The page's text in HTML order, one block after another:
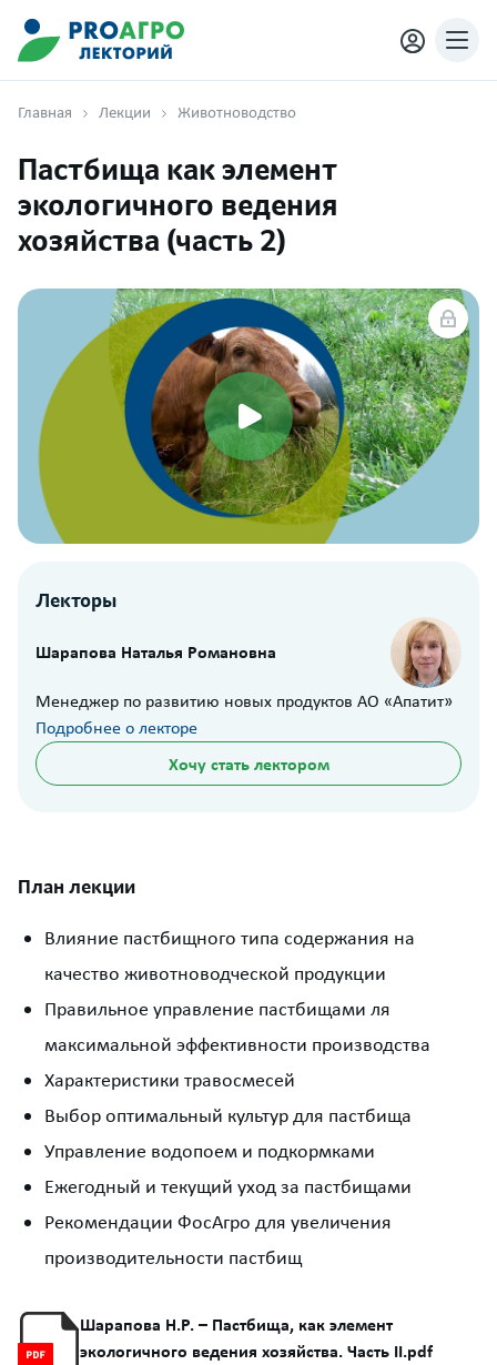
Главная Лекции Животноводство
Пастбища как элемент
экологичного ведения
хозяйства (часть 2)
Лекторы
Шарапова Наталья Романовна
Менеджер по развитию новых продуктов АО «Апатит»
Подробнее о лекторе
Хочу стать лектором
План лекции
Влияние пастбищного типа содержания на
качество животноводческой продукции
Правильное управление пастбищами ля
максимальной эффективности производства
Характеристики травосмесей
Выбор оптимальный культур для пастбища
Управление водопоем и подкормками
Ежегодный и текущий уход за пастбищами
Рекомендации ФосАгро для увеличения
производительности пастбищ
Шарапова Н.Р. – Пастбища, как элемент
экологичного ведения хозяйства. Часть II.pdf